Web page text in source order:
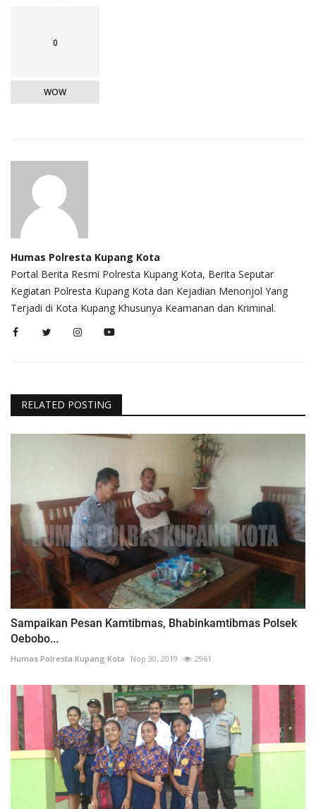
0
WOW
Humas Polresta Kupang Kota
Portal Berita Resmi Polresta Kupang Kota, Berita Seputar
Kegiatan Polresta Kupang Kota dan Kejadian Menonjol Yang
Terjadi di Kota Kupang Khusunya Keamanan dan Kriminal.
RELATED POSTING
Sampaikan Pesan Kamtibmas, Bhabinkamtibmas Polsek
Oebobo...
Humas Polresta Kupang Kota Nop 30, 2019 2961